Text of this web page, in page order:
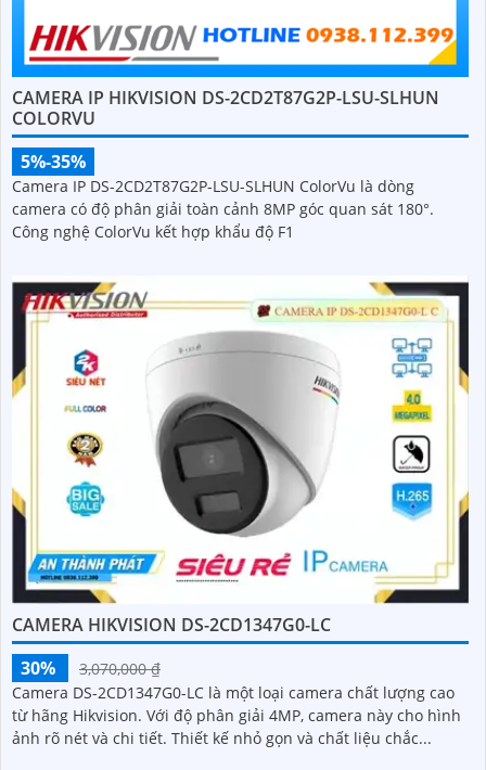
CAMERA IP HIKVISION DS-2CD2T87G2P-LSU-SLHUN
COLORVU
5%-35%
Camera IP DS-2CD2T87G2P-LSU-SLHUN ColorVu là dòng
camera có độ phân giải toàn cảnh 8MP góc quan sát 180°.
Công nghệ ColorVu kết hợp khẩu độ F1
CAMERA HIKVISION DS-2CD1347G0-LC
30%
3,070,000 ₫
Camera DS-2CD1347G0-LC là một loại camera chất lượng cao
từ hãng Hikvision. Với độ phân giải 4MP, camera này cho hình
ảnh rõ nét và chi tiết. Thiết kế nhỏ gọn và chất liệu chắc...